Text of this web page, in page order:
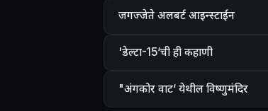
जगज्जेते अलबर्ट आइन्स्टाईन
'डेल्टा-15‘ची ही कहाणी
"अंगकोर वाट‘ येथील विष्णुमंदिर